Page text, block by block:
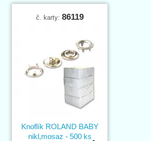
č. karty: 86119
Knoflík ROLAND BABY
nikl,mosaz - 500 ks